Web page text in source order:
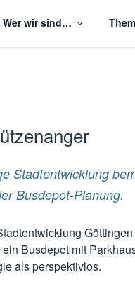
Wer wir sind…
Stadtentwicklung
Busdepot-Planung.
Busdepot mit
als perspektivlos.